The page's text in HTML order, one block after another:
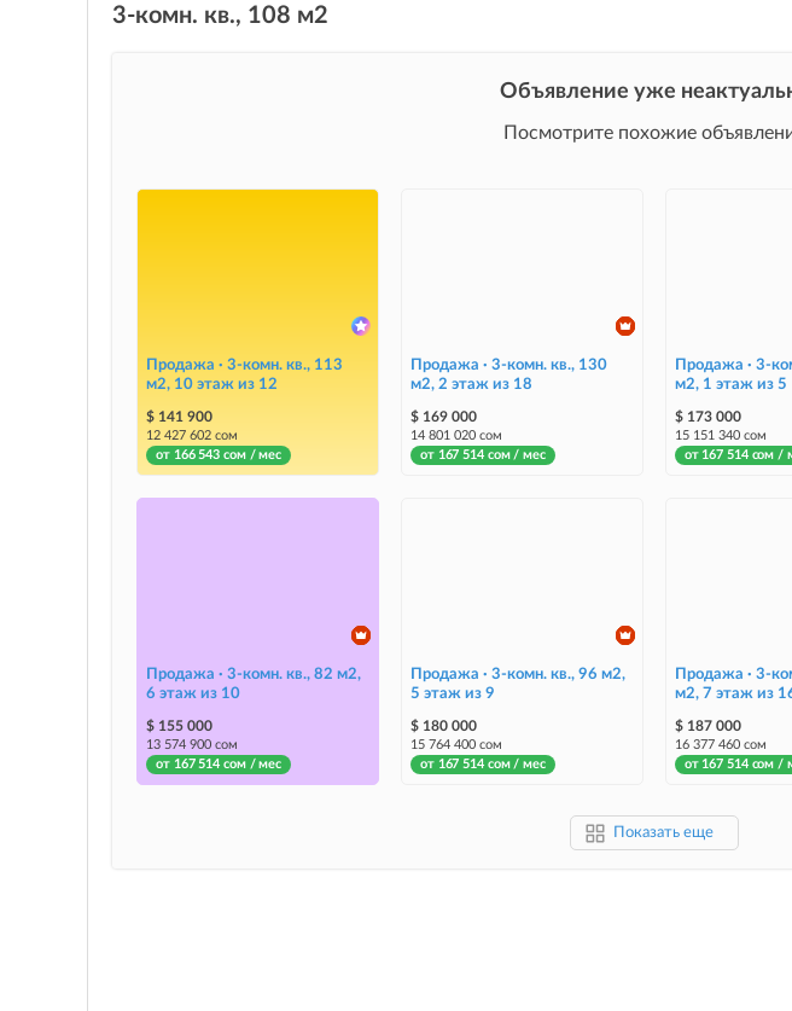
3-комн. кв., 108 м2
Объявление уже
Посмотрите похожие
Продажа · 3-комн. кв., 113
м2, 10 этаж из 12
$ 141 900
12 427 602 сом
от 166 543 сом / мес
Продажа · 3-комн. кв., 130
м2, 2 этаж из 18
$ 169 000
14 801 020 сом
от 167 514 сом / мес
Продажа · 3-
м2, 1 этаж из 5
$ 173 000
15 151 340 сом
от 167 514 сом /
Продажа · 3-комн. кв., 82 м2,
6 этаж из 10
$ 155 000
13 574 900 сом
от 167 514 сом / мес
Продажа · 3-комн. кв., 96 м2,
5 этаж из 9
$ 180 000
15 764 400 сом
от 167 514 сом / мес
Продажа · 3-
м2, 7 этаж из
$ 187 000
16 377 460 сом
от 167 514 сом /
Показать еще